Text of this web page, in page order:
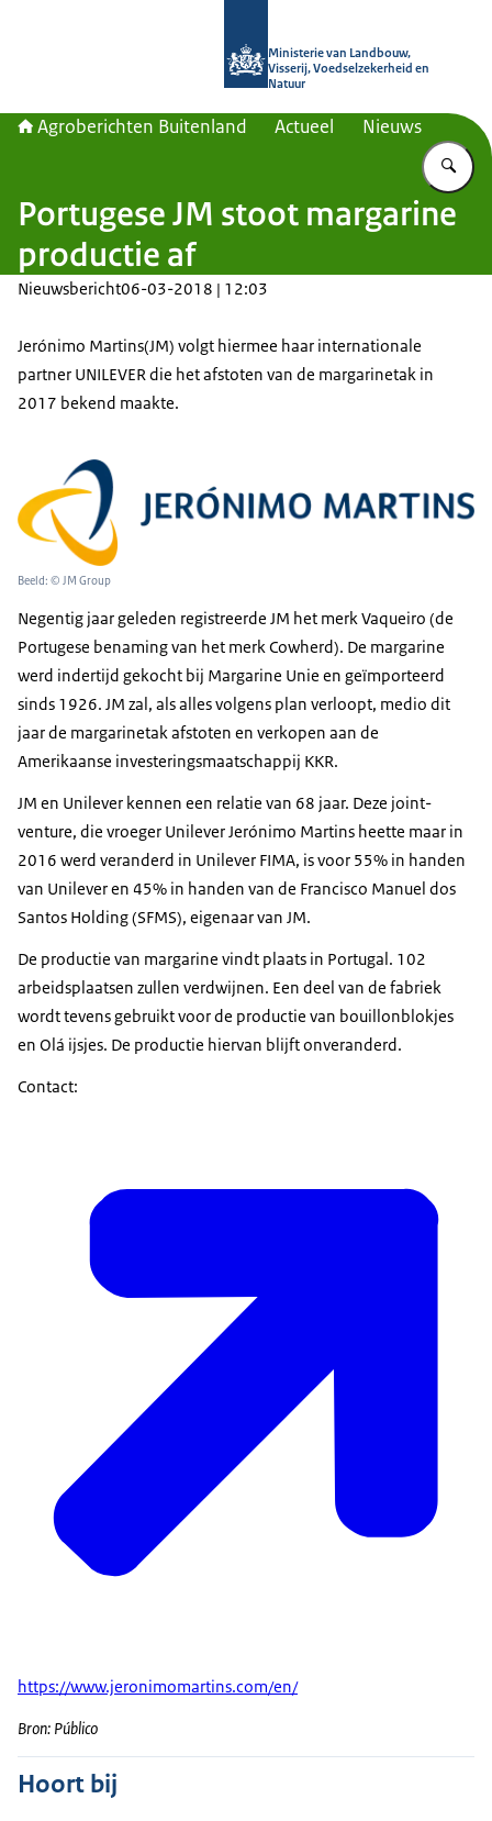
Ministerie van Landbouw,
Visserij, Voedselzekerheid en
Natuur
Agroberichten Buitenland Actueel Nieuws
Portugese JM stoot margarine
productie af
Nieuwsbericht06-03-2018 | 12:03
Jerónimo Martins(JM) volgt hiermee haar internationale
partner UNILEVER die het afstoten van de margarinetak in
2017 bekend maakte.
Beeld: © JM Group
Negentig jaar geleden registreerde JM het merk Vaqueiro (de
Portugese benaming van het merk Cowherd). De margarine
werd indertijd gekocht bij Margarine Unie en geïmporteerd
sinds 1926. JM zal, als alles volgens plan verloopt, medio dit
jaar de margarinetak afstoten en verkopen aan de
Amerikaanse investeringsmaatschappij KKR.
JM en Unilever kennen een relatie van 68 jaar. Deze joint-
venture, die vroeger Unilever Jerónimo Martins heette maar in
2016 werd veranderd in Unilever FIMA, is voor 55% in handen
van Unilever en 45% in handen van de Francisco Manuel dos
Santos Holding (SFMS), eigenaar van JM.
De productie van margarine vindt plaats in Portugal. 102
arbeidsplaatsen zullen verdwijnen. Een deel van de fabriek
wordt tevens gebruikt voor de productie van bouillonblokjes
en Olá ijsjes. De productie hiervan blijft onveranderd.
Contact:
https://www.jeronimomartins.com/en/
Bron: Público
Hoort bij